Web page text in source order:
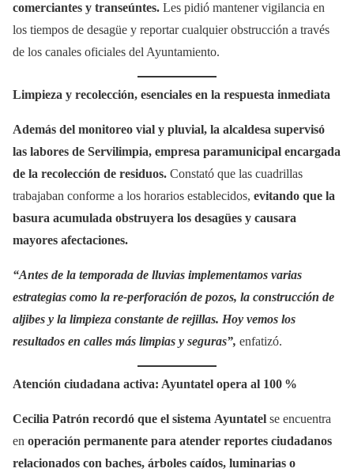
comerciantes y transeúntes. Les pidió mantener vigilancia en
los tiempos de desagüe y reportar cualquier obstrucción a través
de los canales oficiales del Ayuntamiento.
Limpieza y recolección, esenciales en la respuesta inmediata
Además del monitoreo vial y pluvial, la alcaldesa supervisó
las labores de Servilimpia, empresa paramunicipal encargada
de la recolección de residuos. Constató que las cuadrillas
trabajaban conforme a los horarios establecidos, evitando que la
basura acumulada obstruyera los desagües y causara
mayores afectaciones.
“Antes de la temporada de lluvias implementamos varias
estrategias como la re-perforación de pozos, la construcción de
aljibes y la limpieza constante de rejillas. Hoy vemos los
resultados en calles más limpias y seguras”, enfatizó.
Atención ciudadana activa: Ayuntatel opera al 100 %
Cecilia Patrón recordó que el sistema Ayuntatel se encuentra
en operación permanente para atender reportes ciudadanos
relacionados con baches, árboles caídos, luminarias o